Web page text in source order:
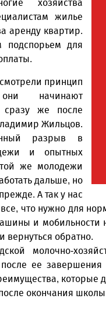
хозяйства
жилье
аренду квартир.
подспорьем для
принцип
начинают
сразу же после
Жильцов.
разрыв в
и опытных
же молодежи
дальше, но
А так у нас
что нужно для
и мобильности
вернуться обратно.
молочно-
ее
которые
окончания